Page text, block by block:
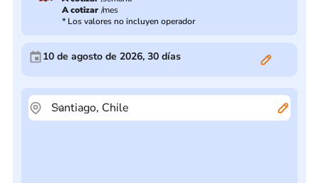
A cotizar /mes
* Los valores no incluyen operador
10 de agosto de 2026, 30 días